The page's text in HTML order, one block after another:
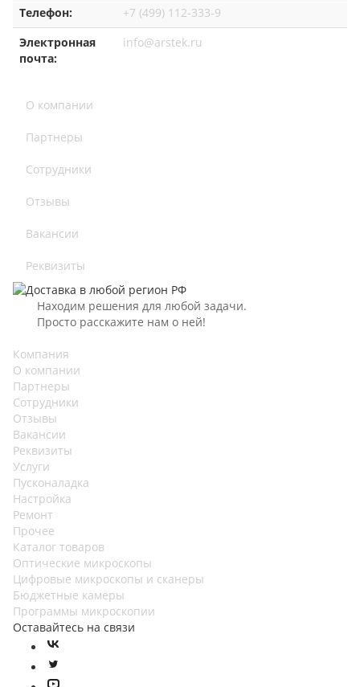
Телефон:
+7 (499) 112-333-9
Электронная
почта:
info@arstek.ru
О компании
Партнеры
Сотрудники
Отзывы
Вакансии
Реквизиты
Находим решения для любой задачи.
Просто расскажите нам о ней!
Компания
О компании
Партнеры
Сотрудники
Отзывы
Вакансии
Реквизиты
Услуги
Пусконаладка
Настройка
Ремонт
Прочее
Каталог товаров
Оптические микроскопы
Цифровые микроскопы и сканеры
Бюджетные камеры
Программы микроскопии
Оставайтесь на связи